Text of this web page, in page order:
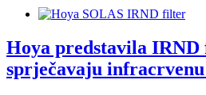
Hoya predstavila
sprječavaju